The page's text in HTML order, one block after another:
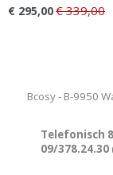
€ 295,00€ 339,00
Bcosy - B-9950
Telefonisch
09/378.24.30